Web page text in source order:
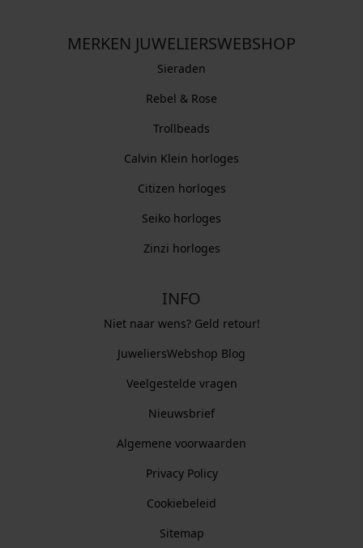
MERKEN JUWELIERSWEBSHOP
Sieraden
Rebel & Rose
Trollbeads
Calvin Klein horloges
Citizen horloges
Seiko horloges
Zinzi horloges
INFO
Niet naar wens? Geld retour!
JuweliersWebshop Blog
Veelgestelde vragen
Nieuwsbrief
Algemene voorwaarden
Privacy Policy
Cookiebeleid
Sitemap